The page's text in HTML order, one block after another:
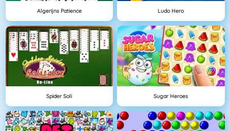
Algerijns Patience Ludo Hero
Spider Soli Sugar Heroes